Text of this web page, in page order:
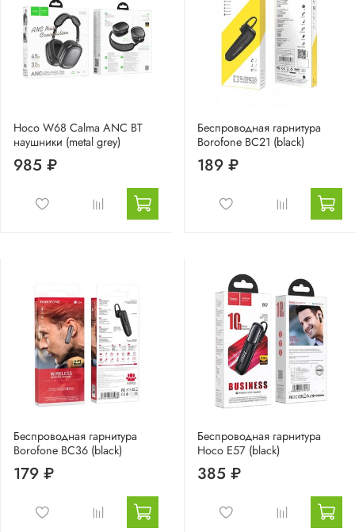
Hoco W68 Calma ANC BT
наушники (metal grey)
985 ₽
Беспроводная гарнитура
Borofone BC21 (black)
189 ₽
Беспроводная гарнитура
Borofone BC36 (black)
179 ₽
Беспроводная гарнитура
Hoco E57 (black)
385 ₽